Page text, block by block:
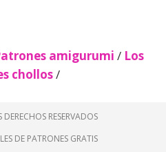
amigurumi / Los
chollos/
RESERVADOS
DE PATRONES GRATIS